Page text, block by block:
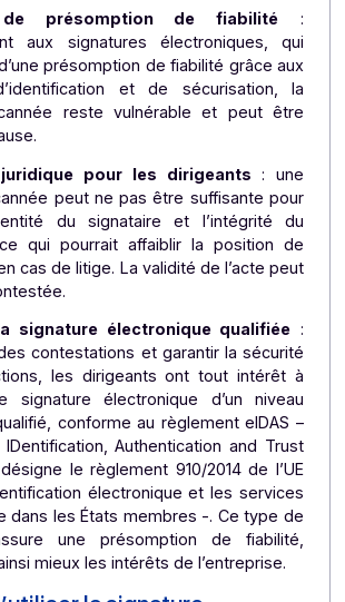
cassation précise les limites : depuis
13 mars 2024 , il est clair que
scannée, bien que valable,
pas de la même présomption
signature électronique
les entreprises à des risques
de présomption de fiabilité
aux signatures électroniques,
d’une présomption de fiabilité grâce
scannée reste vulnérable et peut
juridique pour les dirigeants:
peut ne pas être suffisante
du signataire et l’intégrité
ce qui pourrait affaiblir la position
en cas de litige. La validité de l’acte
la signature électronique qualifiée